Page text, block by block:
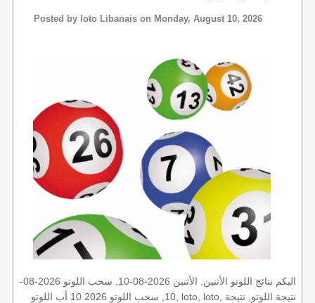
Posted by loto Libanaison Monday, August 10, 2026
اليكم نتائج اللوتو الأثنين, الأثنين 2026-08-10, سحب اللوتو 2026-08-
10, سحب اللوتو 2026 10 أب اللوتو, loto, loto, نتيجة اللوتو, نتيجة